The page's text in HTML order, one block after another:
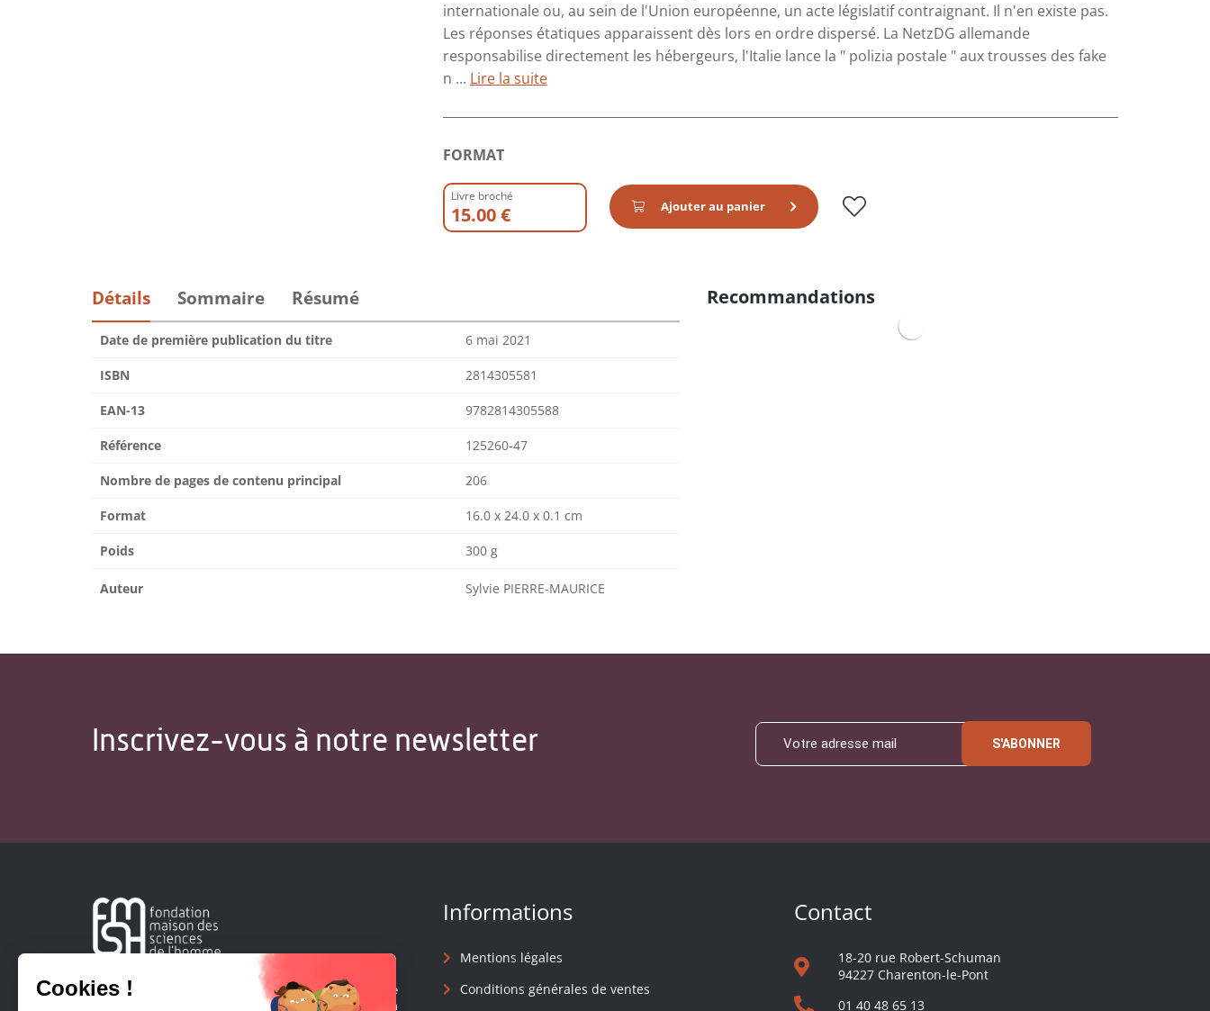
internationale ou, au sein de l'Union européenne, un acte législatif contraignant. Il n'en existe pas.
Les réponses étatiques apparaissent dès lors en ordre dispersé. La NetzDG allemande
responsabilise directement les hébergeurs, l'Italie lance la " polizia postale " aux trousses des fake
n ... Lire la suite
FORMAT
Livre broché
15.00 € Ajouter au panier
Détails Sommaire Résumé
Date de première publication du titre 6 mai 2021
ISBN 2814305581
EAN-13 9782814305588
Référence 125260-47
Nombre de pages de contenu principal 206
Format 16.0 x 24.0 x 0.1 cm
Poids 300 g
Auteur Sylvie PIERRE-MAURICE
Recommandations
Inscrivez-vous à notre newsletter S'ABONNER
Créée en 1963, la Fondation Maison Sciences de l'Homme
soutient la recherche et la diffusion des connaissances en
Informations
Mentions légales
Conditions générales de ventes
Contact
18-20 rue Robert-Schuman
94227 Charenton-le-Pont
01 40 48 65 13